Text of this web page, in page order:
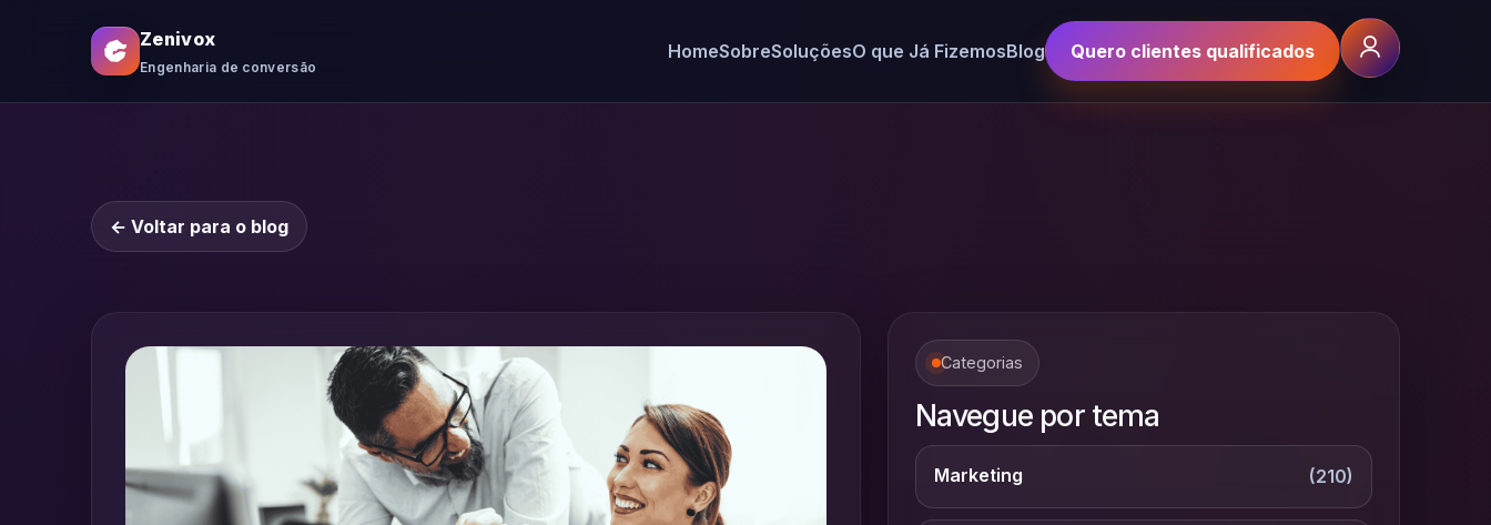
Zenivox
Engenharia de conversão
HomeSobreSoluçõesO que Já FizemosBlog Quero clientes qualificados
← Voltar para o blog
Categorias
Navegue por tema
Marketing (210)